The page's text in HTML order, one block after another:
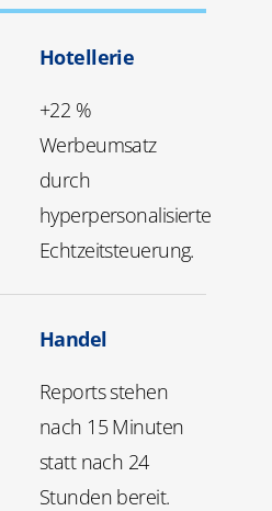
Hotellerie
+22 %
Werbeumsatz
durch
hyperpersonalisierte
Echtzeitsteuerung.
Handel
Reports stehen
nach 15 Minuten
statt nach 24
Stunden bereit.